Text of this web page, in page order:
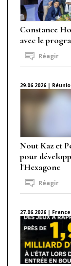
Constance
avec le
Réagir
29.06.2026 |
Nout Kaz et
pour
l'Hexagone
Réagir
27.06.2026 | France